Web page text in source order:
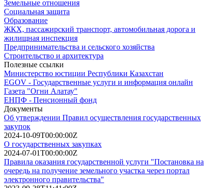
Земельные отношения
Социальная защита
Образование
ЖКХ, пассажирский транспорт, автомобильная дорога и
жилищная инспекция
Предпринимательства и сельского хозяйства
Строительство и архитектура
Полезные ссылки
Министерство юстиции Республики Казахстан
EGOV - Государственные услуги и информация онлайн
Газета "Огни Алатау"
ЕНПФ - Пенсионный фонд
Документы
Об утверждении Правил осуществления государственных
закупок
2024-10-09T00:00:00Z
О государственных закупках
2024-07-01T00:00:00Z
Правила оказания государственной услуги "Постановка на
очередь на получение земельного участка через портал
электронного правительства"